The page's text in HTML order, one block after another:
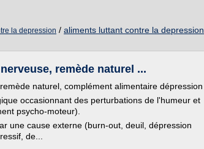
la depression / aliments luttant contre la depression
remède naturel ...
naturel, complément alimentaire dépression
occasionnant des perturbations de l'humeur et
psycho-moteur).
une cause externe (burn-out, deuil, dépression
de...